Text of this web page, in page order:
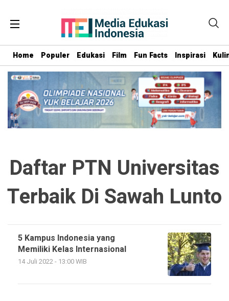
Home Populer Edukasi Film Fun Facts Inspirasi
Daftar PTN Universitas
Terbaik Di Sawah Lunto
5 Kampus Indonesia yang
Memiliki Kelas Internasional
14 Juli 2022 - 13:00 WIB